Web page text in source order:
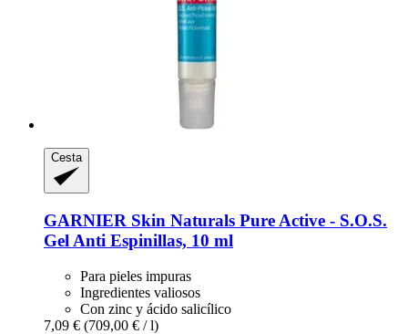
Cesta
GARNIER Skin Naturals Pure Active -​ S.O.S.
Gel Anti Espinillas, 10 ml
Para pieles impuras
Ingredientes valiosos
Con zinc y ácido salicílico
7,09 € (709,00 € / l)